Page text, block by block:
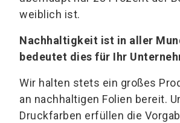
weiblich ist.
Nachhaltigkeit ist in aller
bedeutet dies für Ihr
Wir halten stets ein großes
an nachhaltigen Folien bereit.
Druckfarben erfüllen die